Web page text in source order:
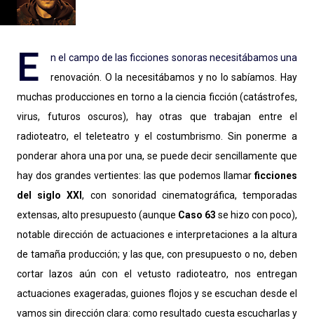
E
n el campo de las ficciones sonoras necesitábamos una
renovación. O la necesitábamos y no lo sabíamos. Hay
muchas producciones en torno a la ciencia ficción (catástrofes,
virus, futuros oscuros), hay otras que trabajan entre el
radioteatro, el teleteatro y el costumbrismo. Sin ponerme a
ponderar ahora una por una, se puede decir sencillamente que
hay dos grandes vertientes: las que podemos llamarficciones
del siglo XXI, con sonoridad cinematográfica, temporadas
extensas, alto presupuesto (aunque Caso 63 se hizo con poco),
notable dirección de actuaciones e interpretaciones a la altura
de tamaña producción; y las que, con presupuesto o no, deben
cortar lazos aún con el vetusto radioteatro, nos entregan
actuaciones exageradas, guiones flojos y se escuchan desde el
vamos sin dirección clara: como resultado cuesta escucharlas y